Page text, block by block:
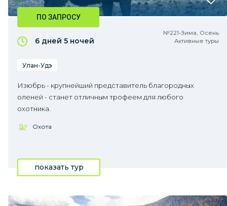
№221•Зима, Осень
Активные туры
ПО ЗАПРОСУ
6 дней 5 ночей
Улан-Удэ
Изюбрь - крупнейший представитель благородных
оленей - станет отличным трофеем для любого
охотника.
Охота
показать тур